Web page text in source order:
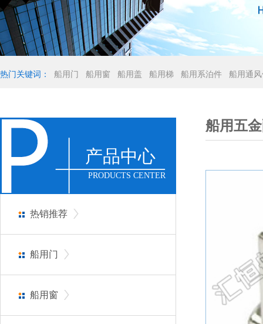
热门关键词： 船用门 船用窗 船用盖 船用梯 船用系泊件 船用通
产品中心
PRODUCTS CENTER
热销推荐
船用门
船用窗
船用五